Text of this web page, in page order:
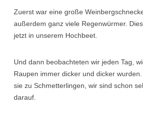
Zuerst war eine große
außerdem ganz viele Regenwürmer.
jetzt in unserem Hochbeet.
Und dann beobachteten wir jeden Tag,
Raupen immer dicker und dicker
sie zu Schmetterlingen, wir sind schon
darauf.